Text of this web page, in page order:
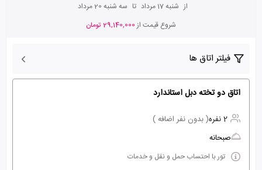
از شنبه 17 مرداد تا سه شنبه 20 مرداد
شروع قیمت از29,140,000 تومان
فیلتر اتاق ها
اتاق دو تخته دبل استاندارد
2 نفره
( بدون نفر اضافه )
صبحانه
تور با احتساب حمل و نقل و خدمات